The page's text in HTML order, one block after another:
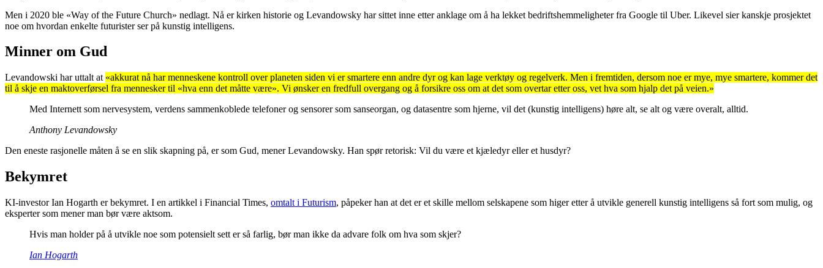
Men i 2020 ble «Way of the Future Church» nedlagt. Nå er kirken historie og Levandowsky har sittet inne etter anklage om å ha lekket bedriftshemmeligheter fra Google til Uber. Likevel sier kanskje prosjektet
noe om hvordan enkelte futurister ser på kunstig intelligens.
Minner om Gud
Levandowski har uttalt at «akkurat nå har menneskene kontroll over planeten siden vi er smartere enn andre dyr og kan lage verktøy og regelverk. Men i fremtiden, dersom noe er mye, mye smartere, kommer det
til å skje en maktoverførsel fra mennesker til «hva enn det måtte være». Vi ønsker en fredfull overgang og å forsikre oss om at det som overtar etter oss, vet hva som hjalp det på veien.»
Med Internett som nervesystem, verdens sammenkoblede telefoner og sensorer som sanseorgan, og datasentre som hjerne, vil det (kunstig intelligens) høre alt, se alt og være overalt, alltid.
Anthony Levandowsky
Den eneste rasjonelle måten å se en slik skapning på, er som Gud, mener Levandowsky. Han spør retorisk: Vil du være et kjæledyr eller et husdyr?
Bekymret
KI-investor Ian Hogarth er bekymret. I en artikkel i Financial Times, omtalt i Futurism, påpeker han at det er et skille mellom selskapene som higer etter å utvikle generell kunstig intelligens så fort som mulig, og
eksperter som mener man bør være aktsom.
Hvis man holder på å utvikle noe som potensielt sett er så farlig, bør man ikke da advare folk om hva som skjer?
Ian Hogarth